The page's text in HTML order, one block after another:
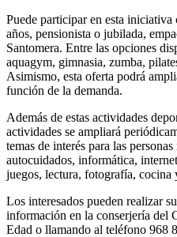
Puede participar en esta
años, pensionista o jubilada,
Santomera. Entre las opciones
aquagym, gimnasia, zumba,
Asimismo, esta oferta podrá
función de la demanda.
Además de estas actividades
actividades se ampliará
temas de interés para las
autocuidados, informática,
juegos, lectura, fotografía, cocina
Los interesados pueden realizar
información en la conserjería del
Edad o llamando al teléfono 968